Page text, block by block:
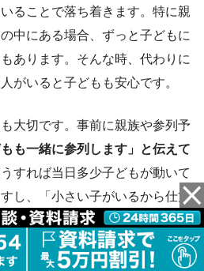
ることで落ち着きます。特に親
中にある場合、ずっと子どもに
あります。そんな時、代わりに
がいると子どもも安心です。
大切です。事前に親族や参列予
もも一緒に参列します」と伝えて
すれば当日多少子どもが動いて
し、「小さい子がいるから仕方
らえます。また、葬儀社や式場
あることを伝え、 控室の利用や
について相談しておきましょう。